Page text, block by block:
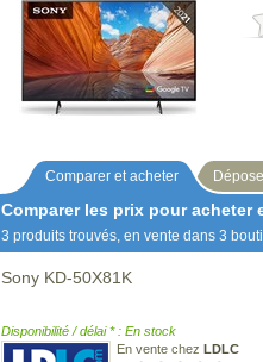
Comparer et acheter
Comparer les prix pour acheter
3 produits trouvés, en vente dans 3
Sony KD-50X81K
Disponibilité / délai * : En stock
En vente chez LDLC